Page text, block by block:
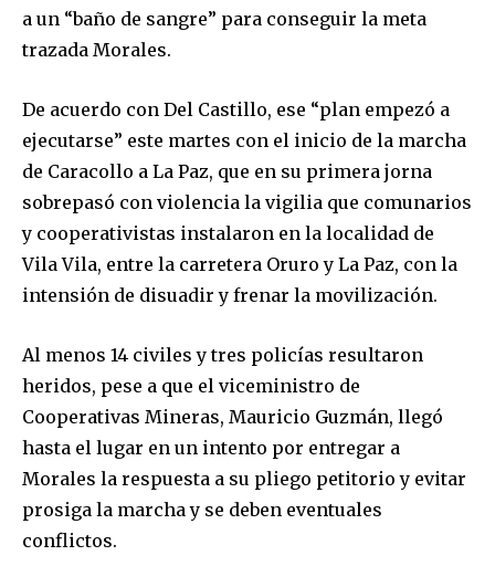
a un “baño de sangre” para conseguir la meta
trazada Morales.
De acuerdo con Del Castillo, ese “plan empezó a
ejecutarse” este martes con el inicio de la marcha
de Caracollo a La Paz, que en su primera jorna
sobrepasó con violencia la vigilia que comunarios
y cooperativistas instalaron en la localidad de
Vila Vila, entre la carretera Oruro y La Paz, con la
intensión de disuadir y frenar la movilización.
Al menos 14 civiles y tres policías resultaron
heridos, pese a que el viceministro de
Cooperativas Mineras, Mauricio Guzmán, llegó
hasta el lugar en un intento por entregar a
Morales la respuesta a su pliego petitorio y evitar
prosiga la marcha y se deben eventuales
conflictos.